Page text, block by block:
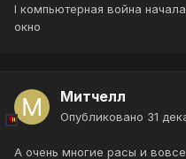
I компьютерная война
окно
Митчелл
Опубликовано 31
А очень многие расы и